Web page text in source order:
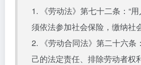
1. 《劳动法》第七十二条：“
须依法参加社会保险，缴纳社
2. 《劳动合同法》第二十六条
己的法定责任、排除劳动者权